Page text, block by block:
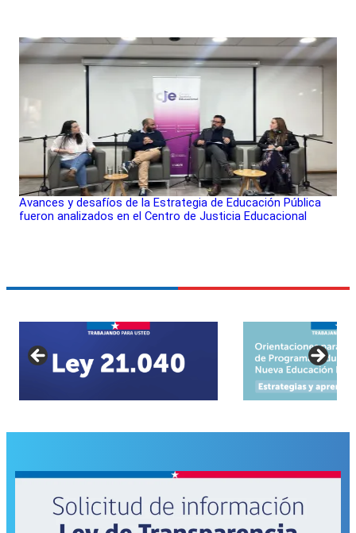
Avances y desafíos de la Estrategia de Educación Pública
fueron analizados en el Centro de Justicia Educacional